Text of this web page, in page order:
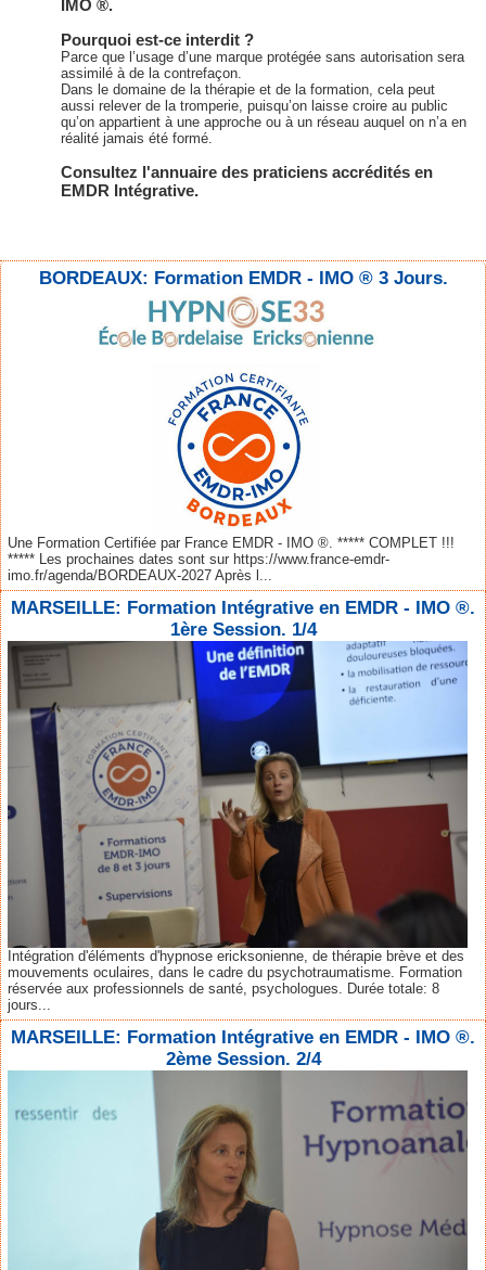
IMO ®.
Pourquoi est-ce interdit ?
Parce que l’usage d’une marque protégée sans autorisation sera
assimilé à de la contrefaçon.
Dans le domaine de la thérapie et de la formation, cela peut
aussi relever de la tromperie, puisqu’on laisse croire au public
qu’on appartient à une approche ou à un réseau auquel on n’a en
réalité jamais été formé.
Consultez l'annuaire des praticiens accrédités en
EMDR Intégrative.
BORDEAUX: Formation EMDR - IMO ® 3 Jours.
Une Formation Certifiée par France EMDR - IMO ®. ***** COMPLET !!!
***** Les prochaines dates sont sur https://www.france-emdr-
imo.fr/agenda/BORDEAUX-2027 Après l...
MARSEILLE: Formation Intégrative en EMDR - IMO ®.
1ère Session. 1/4
Intégration d'éléments d'hypnose ericksonienne, de thérapie brève et des
mouvements oculaires, dans le cadre du psychotraumatisme. Formation
réservée aux professionnels de santé, psychologues. Durée totale: 8
jours...
MARSEILLE: Formation Intégrative en EMDR - IMO ®.
2ème Session. 2/4